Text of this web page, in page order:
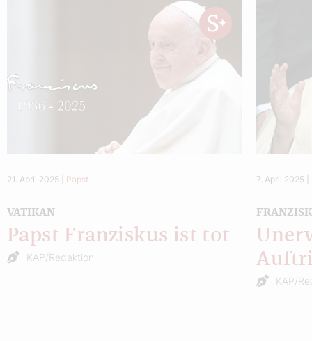
21. April 2025 Papst
VATIKAN
Papst Franziskus ist tot
KAP/Redaktion
7. April 2025
KAP/